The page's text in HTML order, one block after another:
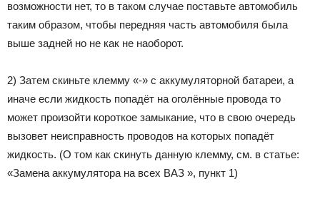
возможности нет, то в таком случае поставьте автомобиль
таким образом, чтобы передняя часть автомобиля была
выше задней но не как не наоборот.
2) Затем скиньте клемму «-» с аккумуляторной батареи, а
иначе если жидкость попадёт на оголённые провода то
может произойти короткое замыкание, что в свою очередь
вызовет неисправность проводов на которых попадёт
жидкость. (О том как скинуть данную клемму, см. в статье:
«Замена аккумулятора на всех ВАЗ », пункт 1)